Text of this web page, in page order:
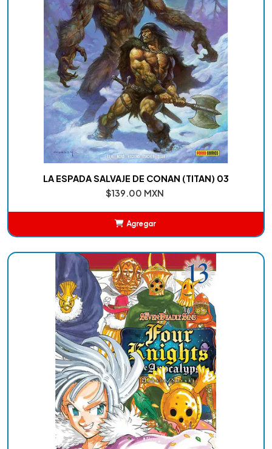
LA ESPADA SALVAJE DE CONAN (TITAN) 03
$139.00 MXN
Agregar